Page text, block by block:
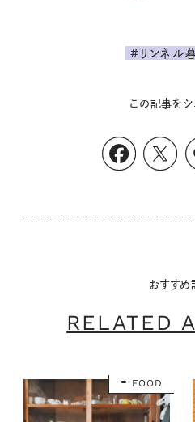
#リンネル
この記事をシ
おすすめ
RELATED
FOOD